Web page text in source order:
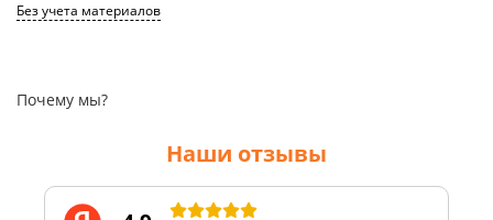
Без учета материалов
Почему мы?
Наши отзывы